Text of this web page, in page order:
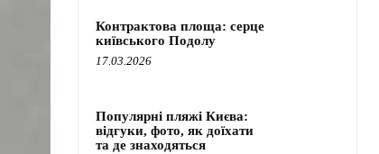
Контрактова площа: серце
київського Подолу
17.03.2026
Популярні пляжі Києва:
відгуки, фото, як доїхати
та де знаходяться